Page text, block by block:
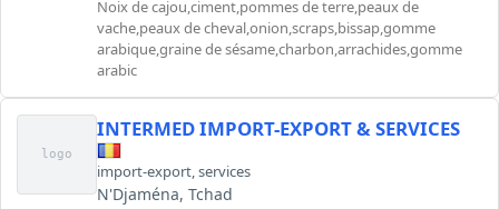
Noix de cajou,ciment,pommes de terre,peaux de
vache,peaux de cheval,onion,scraps,bissap,gomme
arabique,graine de sésame,charbon,arrachides,gomme
arabic
logo
INTERMED IMPORT-EXPORT & SERVICES
import-export,services
N'Djaména, Tchad